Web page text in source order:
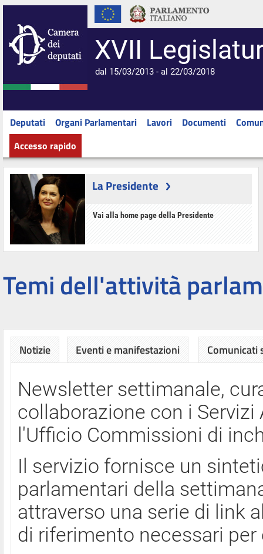
XVII
dal 15/03/2013 - al 22/03/2018
Deputati Organi Parlamentari Lavori Documenti
Accesso rapido
La Presidente
Vai alla home page della Presidente
Temi dell'attività
Notizie Eventi e manifestazioni Comunicati
Newsletter settimanale,
collaborazione con i
l'Ufficio Commissioni di
Il servizio fornisce un
parlamentari della
attraverso una serie di link
di riferimento necessari